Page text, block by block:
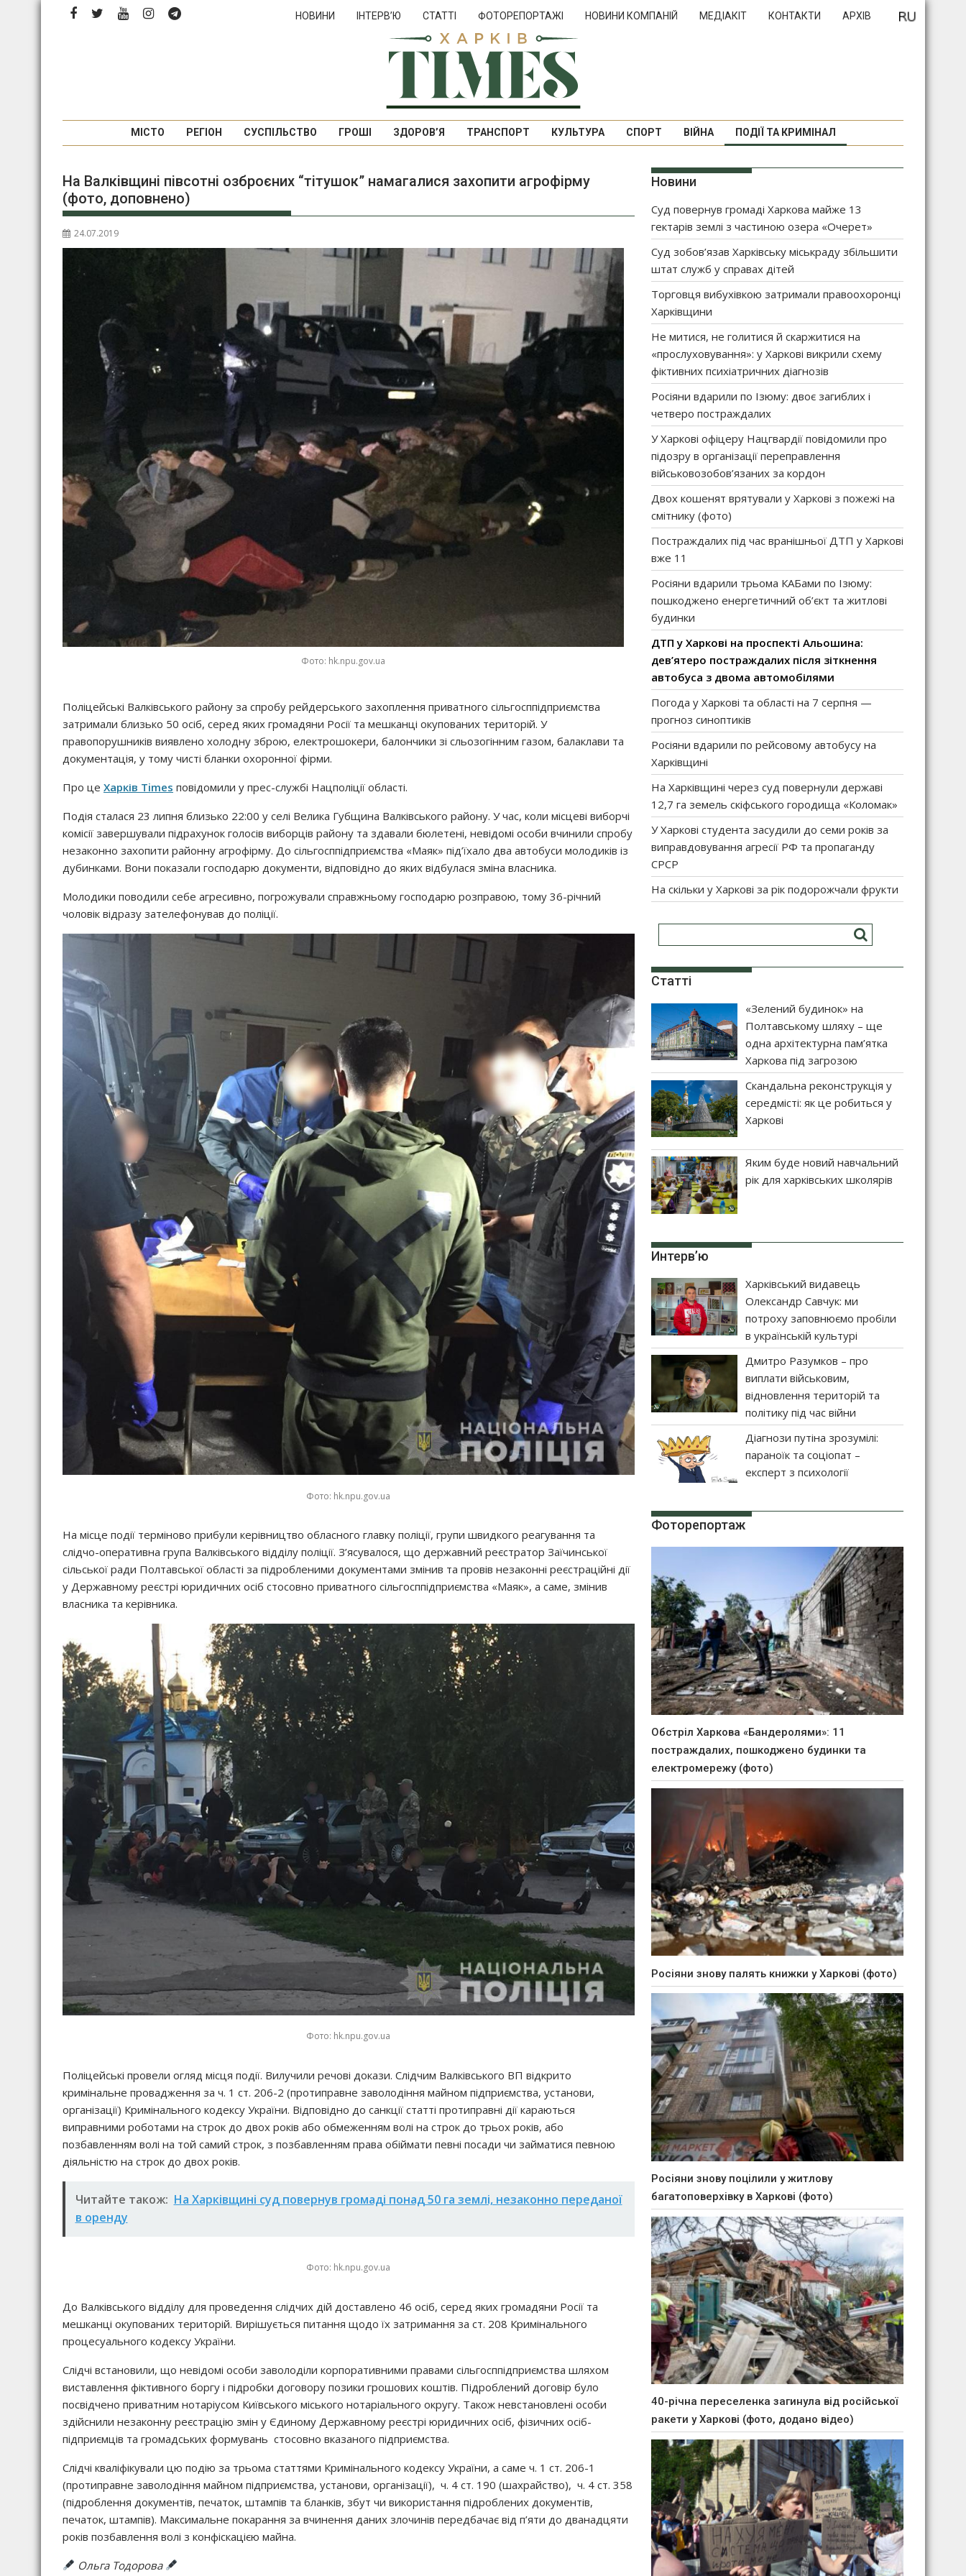
Перейти
НОВИНИ ІНТЕРВ’Ю СТАТТІ ФОТОРЕПОРТАЖІ НОВИНИ КОМПАНІЙ МЕДІАКІТ КОНТАКТИ АРХІВ
МІСТО РЕГІОН СУСПІЛЬСТВО ГРОШІ ЗДОРОВ’Я ТРАНСПОРТ КУЛЬТУРА СПОРТ ВІЙНА ПОДІЇ ТА КРИМІНАЛ
На Валківщині півсотні озброєних “тітушок” намагалися захопити агрофірму
(фото, доповнено)
24.07.2019
Фото: hk.npu.gov.ua
Поліцейські Валківського району за спробу рейдерського захоплення приватного сільгосппідприємства
затримали близько 50 осіб, серед яких громадяни Росії та мешканці окупованих територій. У
правопорушників виявлено холодну зброю, електрошокери, балончики зі сльозогінним газом, балаклави та
документація, у тому чисті бланки охоронної фірми.
Про це Харків Times повідомили у прес-службі Нацполіції області.
Подія сталася 23 липня близько 22:00 у селі Велика Губщина Валківського району. У час, коли місцеві виборчі
комісії завершували підрахунок голосів виборців району та здавали бюлетені, невідомі особи вчинили спробу
незаконно захопити районну агрофірму. До сільгосппідприємства «Маяк» під’їхало два автобуси молодиків із
дубинками. Вони показали господарю документи, відповідно до яких відбулася зміна власника.
Молодики поводили себе агресивно, погрожували справжньому господарю розправою, тому 36-річний
чоловік відразу зателефонував до поліції.
Фото: hk.npu.gov.ua
На місце події терміново прибули керівництво обласного главку поліції, групи швидкого реагування та
слідчо-оперативна група Валківського відділу поліції. З’ясувалося, що державний реєстратор Заїчинської
сільської ради Полтавської області за підробленими документами змінив та провів незаконні реєстраційні дії
у Державному реєстрі юридичних осіб стосовно приватного сільгосппідприємства «Маяк», а саме, змінив
власника та керівника.
Фото: hk.npu.gov.ua
Поліцейські провели огляд місця події. Вилучили речові докази. Слідчим Валківського ВП відкрито
кримінальне провадження за ч. 1 ст. 206-2 (протиправне заволодіння майном підприємства, установи,
організації) Кримінального кодексу України. Відповідно до санкції статті протиправні дії караються
виправними роботами на строк до двох років або обмеженням волі на строк до трьох років, або
позбавленням волі на той самий строк, з позбавленням права обіймати певні посади чи займатися певною
діяльністю на строк до двох років.
Читайте також: На Харківщині суд повернув громаді понад 50 га землі, незаконно переданої
в оренду
Фото: hk.npu.gov.ua
До Валківського відділу для проведення слідчих дій доставлено 46 осіб, серед яких громадяни Росії та
мешканці окупованих територій. Вирішується питання щодо їх затримання за ст. 208 Кримінального
процесуального кодексу України.
Слідчі встановили, що невідомі особи заволоділи корпоративними правами сільгосппідприємства шляхом
виставлення фіктивного боргу і підробки договору позики грошових коштів. Підроблений договір було
посвідчено приватним нотаріусом Київського міського нотаріального округу. Також невстановлені особи
здійснили незаконну реєстрацію змін у Єдиному Державному реєстрі юридичних осіб, фізичних осіб-
підприємців та громадських формувань стосовно вказаного підприємства.
Слідчі кваліфікували цю подію за трьома статтями Кримінального кодексу України, а саме ч. 1 ст. 206-1
(протиправне заволодіння майном підприємства, установи, організації), ч. 4 ст. 190 (шахрайство), ч. 4 ст. 358
(підроблення документів, печаток, штампів та бланків, збут чи використання підроблених документів,
печаток, штампів). Максимальне покарання за вчинення даних злочинів передбачає від п’яти до дванадцяти
років позбавлення волі з конфіскацією майна.
Ольга Тодорова
Новини
Суд повернув громаді Харкова майже 13
гектарів землі з частиною озера «Очерет»
Суд зобов’язав Харківську міськраду збільшити
штат служб у справах дітей
Торговця вибухівкою затримали правоохоронці
Харківщини
Не митися, не голитися й скаржитися на
«прослуховування»: у Харкові викрили схему
фіктивних психіатричних діагнозів
Росіяни вдарили по Ізюму: двоє загиблих і
четверо постраждалих
У Харкові офіцеру Нацгвардії повідомили про
підозру в організації переправлення
військовозобов’язаних за кордон
Двох кошенят врятували у Харкові з пожежі на
смітнику (фото)
Постраждалих під час вранішньої ДТП у Харкові
вже 11
Росіяни вдарили трьома КАБами по Ізюму:
пошкоджено енергетичний об’єкт та житлові
будинки
ДТП у Харкові на проспекті Альошина:
дев’ятеро постраждалих після зіткнення
автобуса з двома автомобілями
Погода у Харкові та області на 7 серпня —
прогноз синоптиків
Росіяни вдарили по рейсовому автобусу на
Харківщині
На Харківщині через суд повернули державі
12,7 га земель скіфського городища «Коломак»
У Харкові студента засудили до семи років за
виправдовування агресії РФ та пропаганду
СРСР
На скільки у Харкові за рік подорожчали фрукти
Статті
«Зелений будинок» на
Полтавському шляху – ще
одна архітектурна пам’ятка
Харкова під загрозою
Скандальна реконструкція у
середмісті: як це робиться у
Харкові
Яким буде новий навчальний
рік для харківських школярів
Интерв’ю
Харківський видавець
Олександр Савчук: ми
потроху заповнюємо пробіли
в українській культурі
Дмитро Разумков – про
виплати військовим,
відновлення територій та
політику під час війни
Діагнози путіна зрозумілі:
параноїк та соціопат –
експерт з психології
Фоторепортаж
Обстріл Харкова «Бандеролями»: 11
постраждалих, пошкоджено будинки та
електромережу (фото)
Росіяни знову палять книжки у Харкові (фото)
Росіяни знову поцілили у житлову
багатоповерхівку в Харкові (фото)
40-річна переселенка загинула від російської
ракети у Харкові (фото, додано відео)